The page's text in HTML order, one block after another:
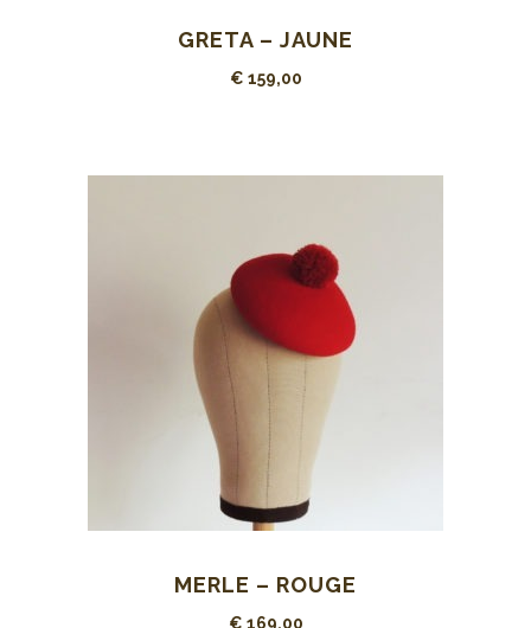
GRETA – JAUNE
€ 159,00
MERLE – ROUGE
€ 169,00